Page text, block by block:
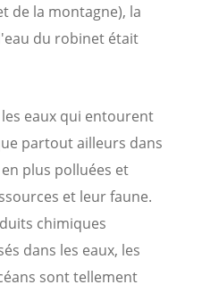
de la montagne), la
du robinet était
eaux qui entourent
partout ailleurs dans
plus polluées et
et leur faune.
chimiques
dans les eaux, les
sont tellement